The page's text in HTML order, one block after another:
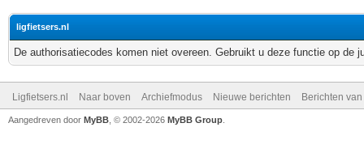
ligfietsers.nl
De authorisatiecodes komen niet overeen. Gebruikt u deze functie op de
Ligfietsers.nl Naar boven Archiefmodus Nieuwe berichten Berichten
Aangedreven door MyBB , © 2002-2026 MyBB Group